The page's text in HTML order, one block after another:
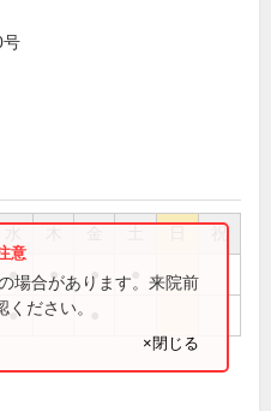
号
祝
● ● ●
●
場合があります。来院前
ださい。
×閉じる